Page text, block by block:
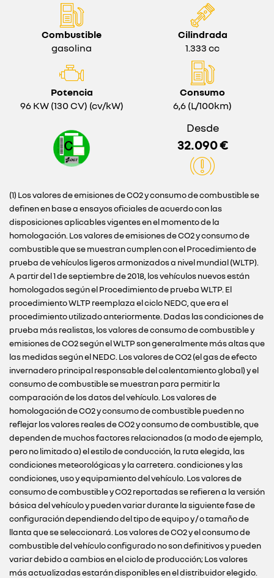
Combustible
gasolina
Cilindrada
1.333 cc
Potencia
96 KW (130 CV) (cv/kW)
Consumo
6,6 (L/100km)
Desde
32.090 €
(1) Los valores de emisiones de CO2 y consumo de combustible se
definen en base a ensayos oficiales de acuerdo con las
disposiciones aplicables vigentes en el momento de la
homologación. Los valores de emisiones de CO2 y consumo de
combustible que se muestran cumplen con el Procedimiento de
prueba de vehículos ligeros armonizados a nivel mundial (WLTP).
A partir del 1 de septiembre de 2018, los vehículos nuevos están
homologados según el Procedimiento de prueba WLTP. El
procedimiento WLTP reemplaza el ciclo NEDC, que era el
procedimiento utilizado anteriormente. Dadas las condiciones de
prueba más realistas, los valores de consumo de combustible y
emisiones de CO2 según el WLTP son generalmente más altas que
las medidas según el NEDC. Los valores de CO2 (el gas de efecto
invernadero principal responsable del calentamiento global) y el
consumo de combustible se muestran para permitir la
comparación de los datos del vehículo. Los valores de
homologación de CO2 y consumo de combustible pueden no
reflejar los valores reales de CO2 y consumo de combustible, que
dependen de muchos factores relacionados (a modo de ejemplo,
pero no limitado a) el estilo de conducción, la ruta elegida, las
condiciones meteorológicas y la carretera. condiciones y las
condiciones, uso y equipamiento del vehículo. Los valores de
consumo de combustible y CO2 reportadas se refieren a la versión
básica del vehículo y pueden variar durante la siguiente fase de
configuración dependiendo del tipo de equipo y / o tamaño de
llanta que se seleccionará. Los valores de CO2 y el consumo de
combustible del vehículo configurado no son definitivos y pueden
variar debido a cambios en el ciclo de producción; Los valores
más actualizadas estarán disponibles en el distribuidor elegido.